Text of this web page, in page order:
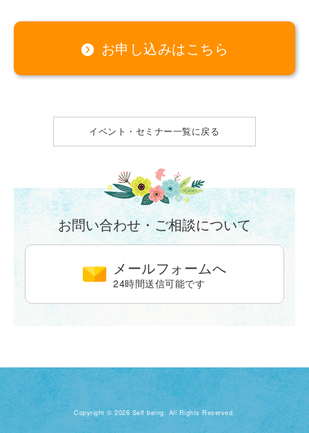
お申し込みはこちら
イベント・セミナー一覧に戻る
お問い合わせ・ご相談について
メールフォームへ
24時間送信可能です
Copyright © 2026 Self being. All Rights Reserved.